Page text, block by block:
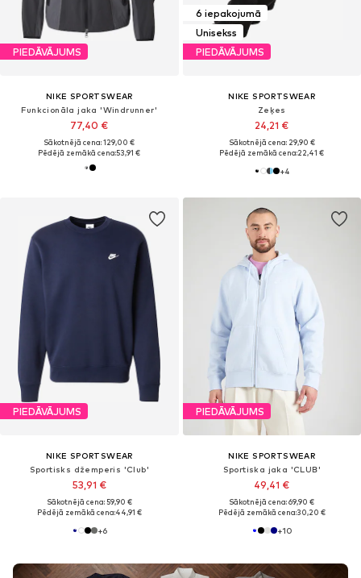
PIEDĀVĀJUMS
NIKE SPORTSWEAR
Funkcionāla jaka 'Windrunner'
77,40 €
Sākotnējā cena: 129,00 €
Pēdējā zemākā cena:53,91 €
6 iepakojumā
Unisekss
PIEDĀVĀJUMS
NIKE SPORTSWEAR
Zeķes
24,21 €
Sākotnējā cena: 29,90 €
Pēdējā zemākā cena:22,41 €
+4
PIEDĀVĀJUMS
NIKE SPORTSWEAR
Sportisks džemperis 'Club'
53,91 €
Sākotnējā cena: 59,90 €
Pēdējā zemākā cena:44,91 €
+6
PIEDĀVĀJUMS
NIKE SPORTSWEAR
Sportiska jaka 'CLUB'
49,41 €
Sākotnējā cena: 69,90 €
Pēdējā zemākā cena:30,20 €
+10